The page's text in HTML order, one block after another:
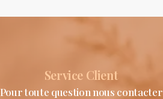
Service Client
Pour toute question nous contacter